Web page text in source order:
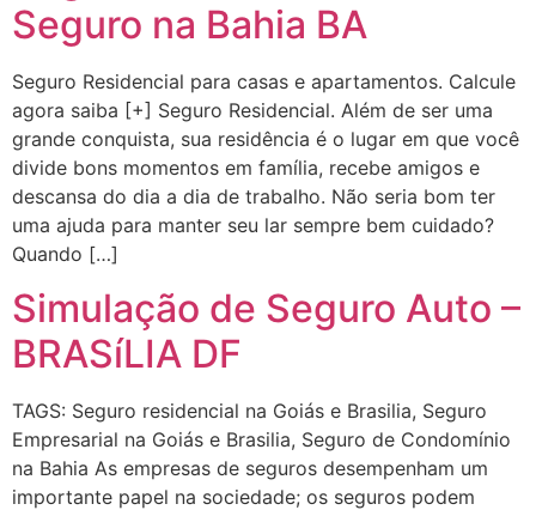
Seguro na Bahia BA
Seguro Residencial para casas e apartamentos. Calcule
agora saiba [+] Seguro Residencial. Além de ser uma
grande conquista, sua residência é o lugar em que você
divide bons momentos em família, recebe amigos e
descansa do dia a dia de trabalho. Não seria bom ter
uma ajuda para manter seu lar sempre bem cuidado?
Quando […]
Simulação de Seguro Auto –
BRASíLIA DF
TAGS: Seguro residencial na Goiás e Brasilia, Seguro
Empresarial na Goiás e Brasilia, Seguro de Condomínio
na Bahia As empresas de seguros desempenham um
importante papel na sociedade; os seguros podem